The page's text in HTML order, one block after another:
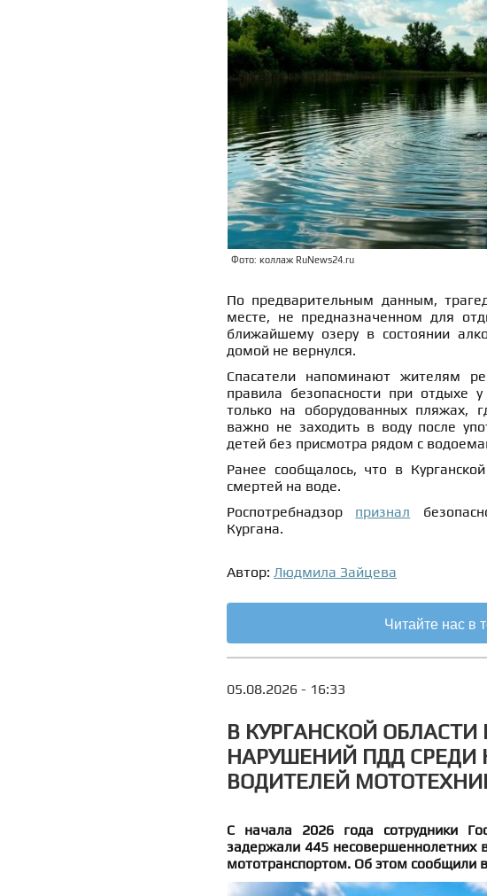
Фото: коллаж RuNews24.ru
По предварительным данным,
месте, не предназначенном для
ближайшему озеру в состоянии
домой не вернулся.
Спасатели напоминают жителям
правила безопасности при отдыхе
только на оборудованных пляжах,
важно не заходить в воду после
детей без присмотра рядом с
Ранее сообщалось, что в
смертей на воде.
Роспотребнадзор признал
Кургана.
Автор: Людмила Зайцева
Читайте нас в
05.08.2026 - 16:33
В КУРГАНСКОЙ
НАРУШЕНИЙ ПДД
ВОДИТЕЛЕЙ
С начала 2026 года сотрудники
задержали 445 несовершеннолетних
мототранспортом. Об этом сообщили